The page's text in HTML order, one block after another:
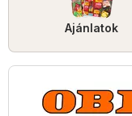
Ajánlatok